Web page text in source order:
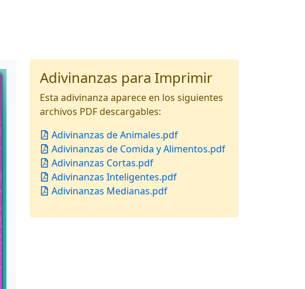
Adivinanzas para Imprimir
Esta adivinanza aparece en los siguientes
archivos PDF descargables:
Adivinanzas de Animales.pdf
Adivinanzas de Comida y Alimentos.pdf
Adivinanzas Cortas.pdf
Adivinanzas Inteligentes.pdf
Adivinanzas Medianas.pdf